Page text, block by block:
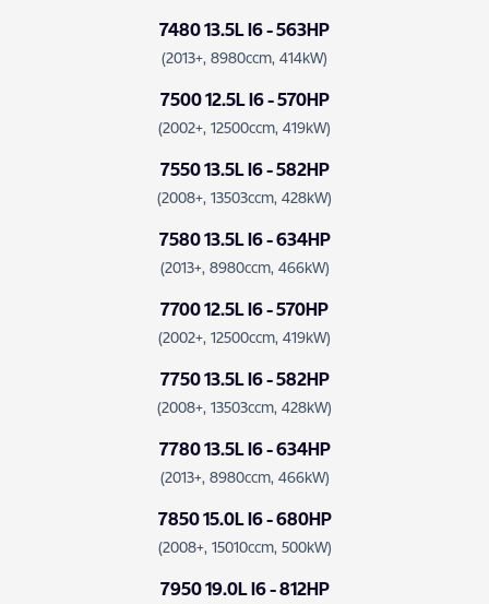
7480 13.5L I6 - 563HP
(2013+, 8980ccm, 414kW)
7500 12.5L I6 - 570HP
(2002+, 12500ccm, 419kW)
7550 13.5L I6 - 582HP
(2008+, 13503ccm, 428kW)
7580 13.5L I6 - 634HP
(2013+, 8980ccm, 466kW)
7700 12.5L I6 - 570HP
(2002+, 12500ccm, 419kW)
7750 13.5L I6 - 582HP
(2008+, 13503ccm, 428kW)
7780 13.5L I6 - 634HP
(2013+, 8980ccm, 466kW)
7850 15.0L I6 - 680HP
(2008+, 15010ccm, 500kW)
7950 19.0L I6 - 812HP